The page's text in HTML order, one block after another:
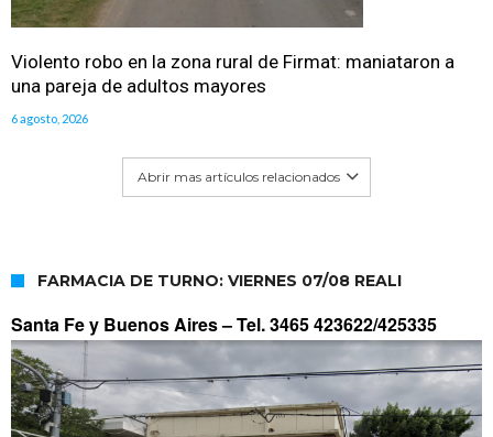
Violento robo en la zona rural de Firmat: maniataron a
una pareja de adultos mayores
6 agosto, 2026
Abrir mas artículos relacionados
FARMACIA DE TURNO: VIERNES 07/08 REALI
Santa Fe y Buenos Aires –Tel. 3465 423622/425335